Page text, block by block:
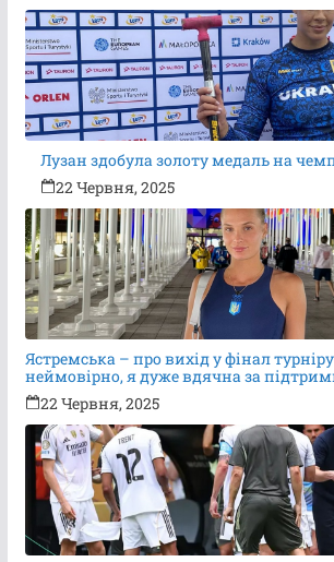
Лузан здобула золоту медаль на
22 Червня, 2025
Ястремська – про вихід у фінал
неймовірно, я дуже вдячна за
22 Червня, 2025